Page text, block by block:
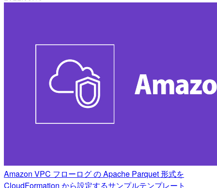
Amazon VPC フローログ の Apache Parquet 形式を
CloudFormation から設定するサンプルテンプレート